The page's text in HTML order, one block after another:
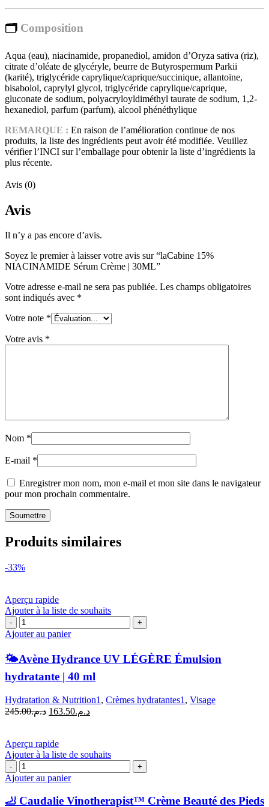
🗂️ Composition
Aqua (eau), niacinamide, propanediol, amidon d’Oryza sativa (riz),
citrate d’oléate de glycéryle, beurre de Butyrospermum Parkii
(karité), triglycéride caprylique/caprique/succinique, allantoïne,
bisabolol, caprylyl glycol, triglycéride caprylique/caprique,
gluconate de sodium, polyacryloyldiméthyl taurate de sodium, 1,2-
hexanediol, parfum (parfum), alcool phénéthylique
REMARQUE : En raison de l’amélioration continue de nos
produits, la liste des ingrédients peut avoir été modifiée. Veuillez
vérifier l’INCI sur l’emballage pour obtenir la liste d’ingrédients la
plus récente.
Avis (0)
Avis
Il n’y a pas encore d’avis.
Soyez le premier à laisser votre avis sur “laCabine 15%
NIACINAMIDE Sérum Crème | 30ML”
Votre adresse e-mail ne sera pas publiée. Les champs obligatoires
sont indiqués avec *
Votre note *
Votre avis *
Nom *
E-mail *
Enregistrer mon nom, mon e-mail et mon site dans le navigateur
pour mon prochain commentaire.
Produits similaires
-33%
Aperçu rapide
Ajouter à la liste de souhaits
quantité
de
Avène
UV
Émulsion
hydratante
ml
Ajouter au panier
🌤️Avène Hydrance UV LÉGÈRE Émulsion
hydratante | 40 ml
Hydratation & Nutrition1 , Crèmes hydratantes1 , Visage
د.م.245.00
Le
était :
د.م.245.00.
د.م.163.50
Le
Aperçu rapide
Ajouter à la liste de souhaits
quantité
de
Caudalie
Ajouter au panier
🦶 Caudalie Vinotherapist™ Crème Beauté des Pieds